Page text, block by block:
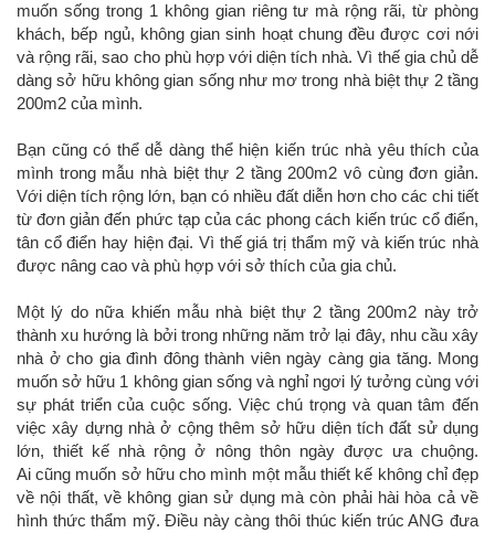
muốn sống trong 1 không gian riêng tư mà rộng rãi, từ phòng
khách, bếp ngủ, không gian sinh hoạt chung đều được cơi nới
và rộng rãi, sao cho phù hợp với diện tích nhà. Vì thế gia chủ dễ
dàng sở hữu không gian sống như mơ trong nhà biệt thự 2 tầng
200m2 của mình.
Bạn cũng có thể dễ dàng thể hiện kiến trúc nhà yêu thích của
mình trong mẫu nhà biệt thự 2 tầng 200m2 vô cùng đơn giản.
Với diện tích rộng lớn, bạn có nhiều đất diễn hơn cho các chi tiết
từ đơn giản đến phức tạp của các phong cách kiến trúc cổ điển,
tân cổ điển hay hiện đại. Vì thế giá trị thẩm mỹ và kiến trúc nhà
được nâng cao và phù hợp với sở thích của gia chủ.
Một lý do nữa khiến mẫu nhà biệt thự 2 tầng 200m2 này trở
thành xu hướng là bởi trong những năm trở lại đây, nhu cầu xây
nhà ở cho gia đình đông thành viên ngày càng gia tăng. Mong
muốn sở hữu 1 không gian sống và nghỉ ngơi lý tưởng cùng với
sự phát triển của cuộc sống. Việc chú trọng và quan tâm đến
việc xây dựng nhà ở cộng thêm sở hữu diện tích đất sử dụng
lớn, thiết kế nhà rộng ở nông thôn ngày được ưa chuộng.
Ai cũng muốn sở hữu cho mình một mẫu thiết kế không chỉ đẹp
về nội thất, về không gian sử dụng mà còn phải hài hòa cả về
hình thức thẩm mỹ. Điều này càng thôi thúc kiến trúc ANG đưa